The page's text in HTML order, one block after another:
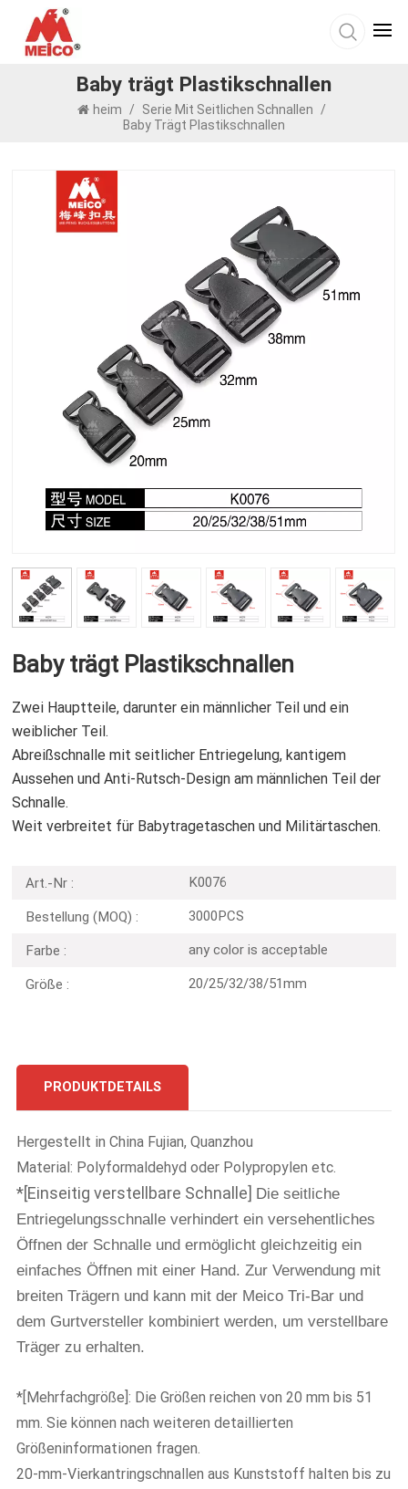
Baby trägt Plastikschnallen
heim / Serie Mit Seitlichen Schnallen
/
Baby Trägt Plastikschnallen
Baby trägt Plastikschnallen
Zwei Hauptteile, darunter ein männlicher Teil und ein
weiblicher Teil.
Abreißschnalle mit seitlicher Entriegelung, kantigem
Aussehen und Anti-Rutsch-Design am männlichen Teil der
Schnalle.
Weit verbreitet für Babytragetaschen und Militärtaschen.
Art.-Nr : K0076
Bestellung (MOQ) : 3000PCS
Farbe : any color is acceptable
Größe : 20/25/32/38/51mm
PRODUKTDETAILS
Hergestellt in China Fujian, Quanzhou
Material: Polyformaldehyd oder Polypropylen etc.
*[Einseitig verstellbare Schnalle] Die seitliche
Entriegelungsschnalle verhindert ein versehentliches
Öffnen der Schnalle und ermöglicht gleichzeitig ein
einfaches Öffnen mit einer Hand. Zur Verwendung mit
breiten Trägern und kann mit der Meico Tri-Bar und
dem Gurtversteller kombiniert werden, um verstellbare
Träger zu erhalten.
*[Mehrfachgröße]: Die Größen reichen von 20 mm bis 51
mm. Sie können nach weiteren detaillierten
Größeninformationen fragen.
20-mm-Vierkantringschnallen aus Kunststoff halten bis zu